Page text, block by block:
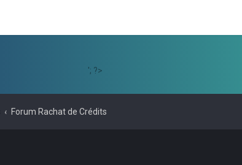
'; ?>
Forum Rachat de Crédits